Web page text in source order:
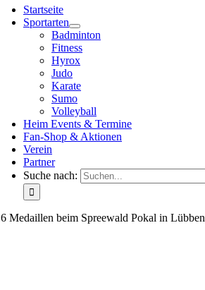
Startseite
Sportarten
Badminton
Fitness
Hyrox
Judo
Karate
Sumo
Volleyball
Heim Events & Termine
Fan-Shop & Aktionen
Verein
Partner
Suche nach:
Medaillen beim Spreewald Pokal in Lübben